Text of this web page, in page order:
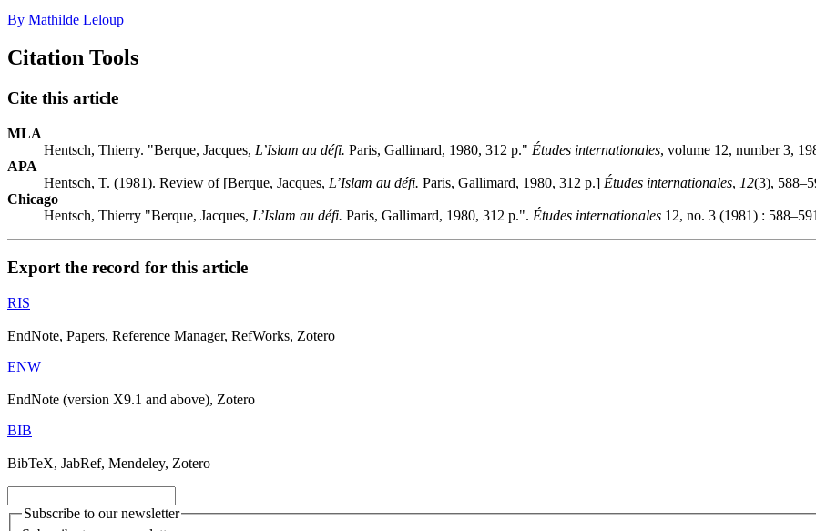
By Mathilde Leloup
Citation Tools
Cite this article
MLA
Hentsch, Thierry. "Berque, Jacques, L’Islam au défi. Paris, Gallimard, 1980, 312 p." Études internationales, volume 12, number 3,
APA
Hentsch, T. (1981). Review of [Berque, Jacques, L’Islam au défi. Paris, Gallimard, 1980, 312 p.] Études internationales, 12(3),
Chicago
Hentsch, Thierry "Berque, Jacques, L’Islam au défi. Paris, Gallimard, 1980, 312 p.". Études internationales 12, no. 3 (1981) :
Export the record for this article
RIS
EndNote, Papers, Reference Manager, RefWorks, Zotero
ENW
EndNote (version X9.1 and above), Zotero
BIB
BibTeX, JabRef, Mendeley, Zotero
Subscribe to our newsletter